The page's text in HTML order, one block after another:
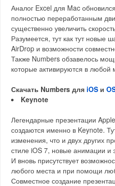
Аналог Excel для Mac
полностью переработанным
существенно увеличить
Разумеется, тут как тут новые
AirDrop и возможности
Также Numbers обзавелось
которые активируются в любой
Скачать Numbers для iOS и
Keynote
Легендарные презентации
создаются именно в Keynote.
изменения, что и двух других
стиле iOS 7, новые анимации
И вновь присутствует
любого места и при помощи
Совместное создание